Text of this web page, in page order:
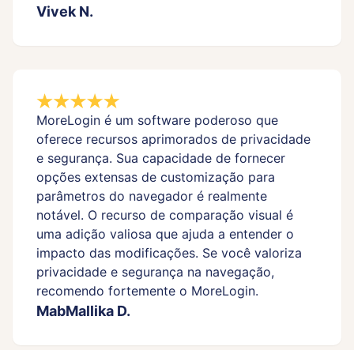
Vivek N.
MoreLogin é um software poderoso que
oferece recursos aprimorados de privacidade
e segurança. Sua capacidade de fornecer
opções extensas de customização para
parâmetros do navegador é realmente
notável. O recurso de comparação visual é
uma adição valiosa que ajuda a entender o
impacto das modificações. Se você valoriza
privacidade e segurança na navegação,
recomendo fortemente o MoreLogin.
MabMallika D.